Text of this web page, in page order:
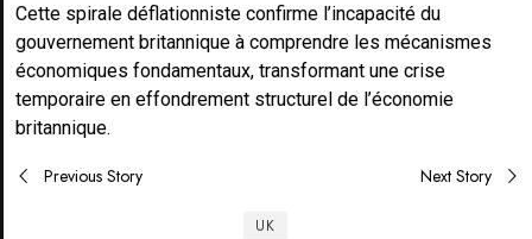
Cette spirale déflationniste confirme l’incapacité du
gouvernement britannique à comprendre les mécanismes
économiques fondamentaux, transformant une crise
temporaire en effondrement structurel de l’économie
britannique.
Post
Previous Story Next Story
UK